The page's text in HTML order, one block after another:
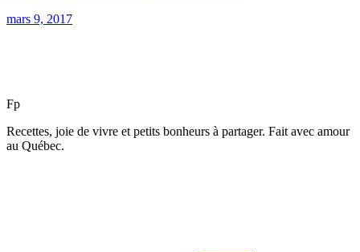
mars 9, 2017
Fp
Recettes, joie de vivre et petits bonheurs à partager. Fait avec amour
au Québec.